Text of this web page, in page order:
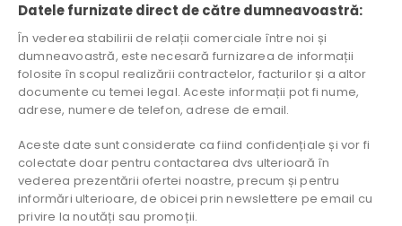
Datele furnizate direct de către dumneavoastră:
În vederea stabilirii de relații comerciale între noi și
dumneavoastră, este necesară furnizarea de informații
folosite în scopul realizării contractelor, facturilor și a altor
documente cu temei legal. Aceste informații pot fi nume,
adrese, numere de telefon, adrese de email.
Aceste date sunt considerate ca fiind confidențiale și vor fi
colectate doar pentru contactarea dvs ulterioară în
vederea prezentării ofertei noastre, precum și pentru
informări ulterioare, de obicei prin newslettere pe email cu
privire la noutăți sau promoții.